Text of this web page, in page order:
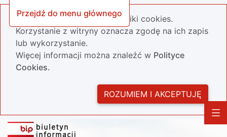
Przejdź do menu głównego
Nasza strona wykorzystuje pliki cookies.
Korzystanie z witryny oznacza zgodę na ich zapis
lub wykorzystanie.
Więcej informacji można znaleźć w Polityce
Cookies.
ROZUMIEM I AKCEPTUJĘ